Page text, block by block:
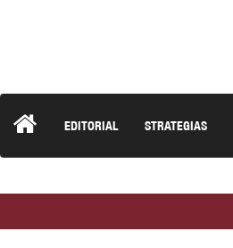
EDITORIAL STRATEGIAS